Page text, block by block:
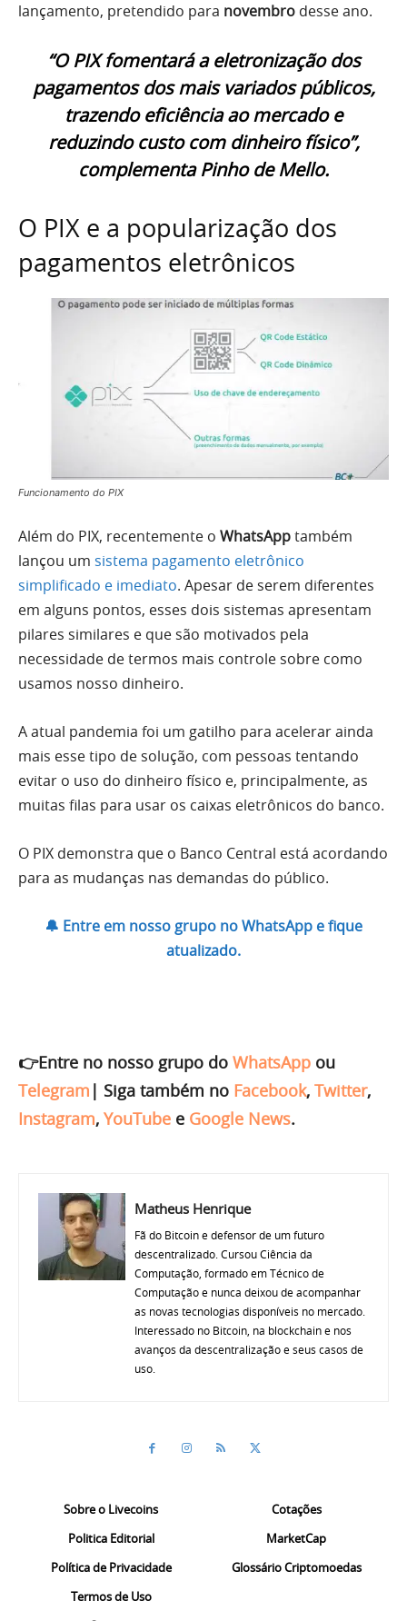
lançamento, pretendido para novembro desse ano.
“O PIX fomentará a eletronização dos
pagamentos dos mais variados públicos,
trazendo eficiência ao mercado e
reduzindo custo com dinheiro físico”,
complementa Pinho de Mello.
O PIX e a popularização dos
pagamentos eletrônicos
Funcionamento do PIX
Além do PIX, recentemente o WhatsApptambém
lançou um sistema pagamento eletrônico
simplificado e imediato. Apesar de serem diferentes
em alguns pontos, esses dois sistemas apresentam
pilares similares e que são motivados pela
necessidade de termos mais controle sobre como
usamos nosso dinheiro.
A atual pandemia foi um gatilho para acelerar ainda
mais esse tipo de solução, com pessoas tentando
evitar o uso do dinheiro físico e, principalmente, as
muitas filas para usar os caixas eletrônicos do banco.
O PIX demonstra que o Banco Central está acordando
para as mudanças nas demandas do público.
🔔 Entre em nosso grupo no WhatsApp e fique
atualizado.
👉Entre no nosso grupo do WhatsApp ou
Telegram | Siga também no Facebook, Twitter,
Instagram, YouTube e Google News.
Matheus Henrique
Fã do Bitcoin e defensor de um futuro
descentralizado. Cursou Ciência da
Computação, formado em Técnico de
Computação e nunca deixou de acompanhar
as novas tecnologias disponíveis no mercado.
Interessado no Bitcoin, na blockchain e nos
avanços da descentralização e seus casos de
uso.
Sobre o Livecoins
Politica Editorial
Política de Privacidade
Termos de Uso
Cotações
MarketCap
Glossário Criptomoedas